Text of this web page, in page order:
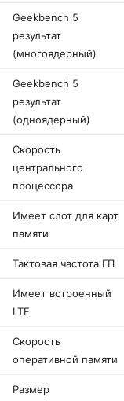
Geekbench 5
результат
(многоядерный)
Geekbench 5
результат
(одноядерный)
Скорость
центрального
процессора
Имеет слот для карт
памяти
Тактовая частота ГП
Имеет встроенный
LTE
Скорость
оперативной памяти
Размер